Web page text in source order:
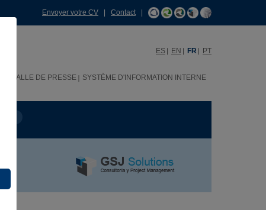
Envoyer votre CV Contact|
ES EN FR PT
SALLE DE PRESSE SYSTÈME D'INFORMATION INTERNE